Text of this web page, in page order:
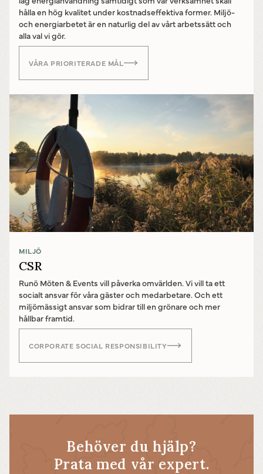
hålla en hög kvalitet under kostnadseffektiva former. Miljö-
och energiarbetet är en naturlig del av vårt arbetssätt och
alla val vi gör.
VÅRA PRIORITERADE MÅL
MILJÖ
CSR
Runö Möten & Events vill påverka omvärlden. Vi vill ta ett
socialt ansvar för våra gäster och medarbetare. Och ett
miljömässigt ansvar som bidrar till en grönare och mer
hållbar framtid.
CORPORATE SOCIAL RESPONSIBILITY
Behöver du hjälp?
Prata med vår expert.